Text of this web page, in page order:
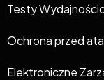
Testy
Ochrona przed
Elektroniczne